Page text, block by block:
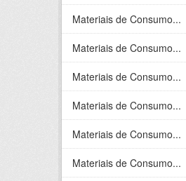
Materiais de Consumo...
Materiais de Consumo...
Materiais de Consumo...
Materiais de Consumo...
Materiais de Consumo...
Materiais de Consumo...